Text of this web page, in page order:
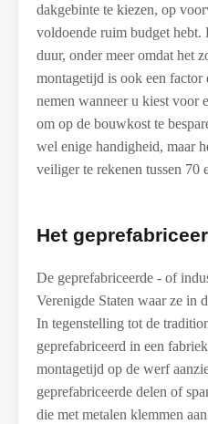
dakgebinte te kiezen, op
voldoende ruim budget
duur, onder meer omdat het
montagetijd is ook een
nemen wanneer u kiest voor
om op de bouwkost te
wel enige handigheid, maar
veiliger te rekenen tussen 70
Het
De geprefabriceerde - of
Verenigde Staten waar ze in
In tegenstelling tot de
geprefabriceerd in een
montagetijd op de werf
geprefabriceerde delen of
die met metalen klemmen